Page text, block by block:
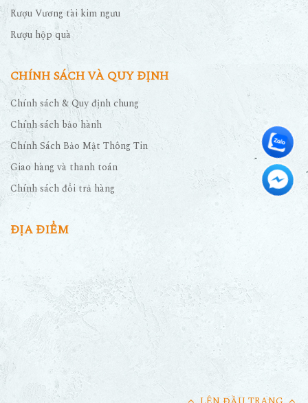
Rượu Vương tài kim ngưu
Rượu hộp quà
CHÍNH SÁCH VÀ QUY ĐỊNH
Chính sách & Quy định chung
Chính sách bảo hành
Chính Sách Bảo Mật Thông Tin
Giao hàng và thanh toán
Chính sách đổi trả hàng
ĐỊA ĐIỂM